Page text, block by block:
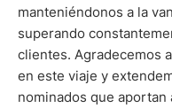
manteniéndonos a la
superando
clientes. Agradecemos
en este viaje y
nominados que